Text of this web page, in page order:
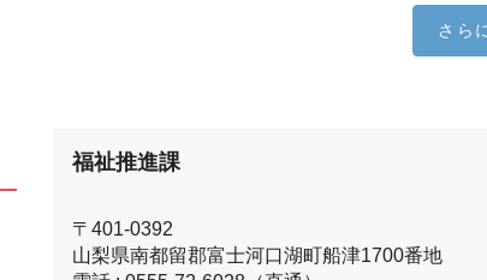
さら
福祉推進課
〒401-0392
山梨県南都留郡富士河口湖町船津1700番地